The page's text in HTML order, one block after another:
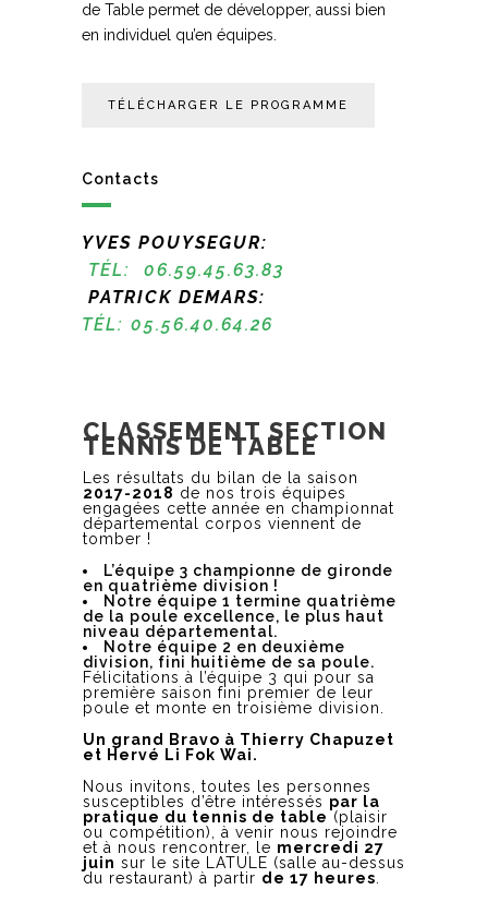
de Table permet de développer, aussi bien
en individuel qu’en équipes.
TÉLÉCHARGER LE PROGRAMME
Contacts
YVES POUYSEGUR:
TÉL: 06.59.45.63.83
PATRICK DEMARS:
TÉL: 05.56.40.64.26
CLASSEMENT SECTION
TENNIS DE TABLE
Les résultats du bilan de la saison
2017-2018 de nos trois équipes
engagées cette année en championnat
départemental corpos viennent de
tomber !
L’équipe 3 championne de gironde
en quatrième division !
Notre équipe 1 termine quatrième
de la poule excellence, le plus haut
niveau départemental.
Notre équipe 2 en deuxième
division, fini huitième de sa poule.
Félicitations à l’équipe 3 qui pour sa
première saison fini premier de leur
poule et monte en troisième division.
Un grand Bravo à Thierry Chapuzet
et Hervé Li Fok Wai.
Nous invitons, toutes les personnes
susceptibles d’être intéressés par la
pratique du tennis de table (plaisir
ou compétition), à venir nous rejoindre
et à nous rencontrer, le mercredi 27
juin sur le site LATULE (salle au-dessus
du restaurant) à partir de 17 heures